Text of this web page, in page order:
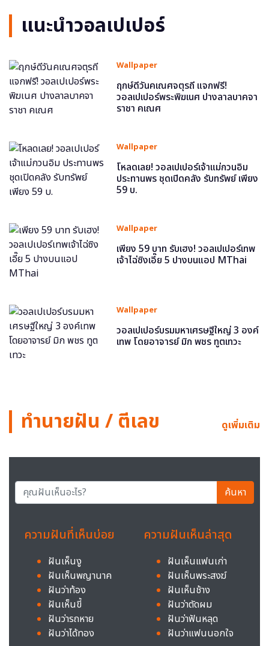
แนะนำวอลเปเปอร์
Wallpaper
ฤกษ์ดีวันคเณศจตุรถี แจกฟรี!
วอลเปเปอร์พระพิฆเนศ ปางลาลบาคจา
ราชา คเณศ
Wallpaper
โหลดเลย! วอลเปเปอร์เจ้าแม่กวนอิม
ประทานพร ชุดเปิดคลัง รับทรัพย์ เพียง
59 บ.
Wallpaper
เพียง 59 บาท รับเฮง! วอลเปเปอร์เทพ
เจ้าไฉ่ซิงเอี๊ย 5 ปางบนแอป MThai
Wallpaper
วอลเปเปอร์บรมมหาเศรษฐีใหญ่ 3 องค์
เทพ โดยอาจารย์ มิก พชร ทูตเทวะ
ทำนายฝัน / ตีเลข ดูเพิ่มเติม
ค้นหา
ความฝันที่เห็นบ่อย
ฝันเห็นงู
ฝันเห็นพญานาค
ฝันว่าท้อง
ฝันเห็นขี้
ฝันว่ารถหาย
ฝันว่าได้ทอง
ความฝันเห็นล่าสุด
ฝันเห็นแฟนเก่า
ฝันเห็นพระสงฆ์
ฝันเห็นช้าง
ฝันว่าตัดผม
ฝันว่าฟันหลุด
ฝันว่าแฟนนอกใจ